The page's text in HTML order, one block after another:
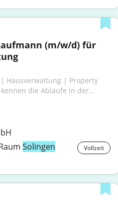
(m/w/d) für
| Hausverwaltung | Property
die Abläufe in der...
Solingen Vollzeit